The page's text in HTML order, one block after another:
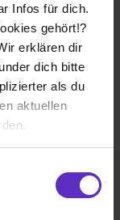
Infos für dich.
gehört!?
erklären dir
dich bitte
als du
aktuellen
500
Lebensmittel
den
um
wir in